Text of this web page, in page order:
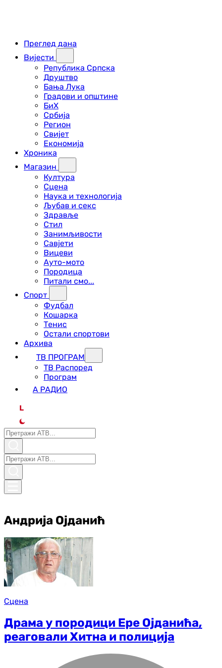
Преглед дана
Вијести
Република Српска
Друштво
Бања Лука
Градови и општине
БиХ
Србија
Регион
Свијет
Економија
Хроника
Магазин
Култура
Сцена
Наука и технологија
Љубав и секс
Здравље
Стил
Занимљивости
Савјети
Вицеви
Ауто-мото
Породица
Питали смо...
Спорт
Фудбал
Кошарка
Тенис
Остали спортови
Архива
ТВ ПРОГРАМ
ТВ Распоред
Програм
А РАДИО
L
Андрија Ојданић
Сцена
Драма у породици Ере Ојданића,
реаговали Хитна и полиција